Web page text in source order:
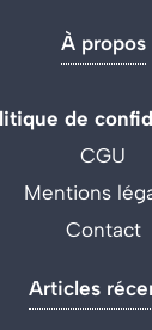
À propos
de
CGU
Mentions
Contact
Articles